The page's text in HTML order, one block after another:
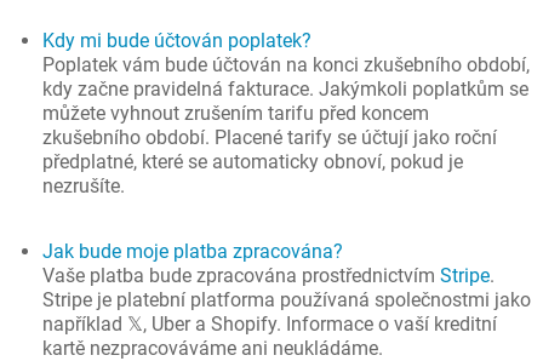
Kdy mi bude účtován poplatek?
Poplatek vám bude účtován na konci zkušebního období,
kdy začne pravidelná fakturace. Jakýmkoli poplatkům se
můžete vyhnout zrušením tarifu před koncem
zkušebního období. Placené tarify se účtují jako roční
předplatné, které se automaticky obnoví, pokud je
nezrušíte.
Jak bude moje platba zpracována?
Vaše platba bude zpracována prostřednictvím Stripe.
Stripe je platební platforma používaná společnostmi jako
například 𝕏, Uber a Shopify. Informace o vaší kreditní
kartě nezpracováváme ani neukládáme.